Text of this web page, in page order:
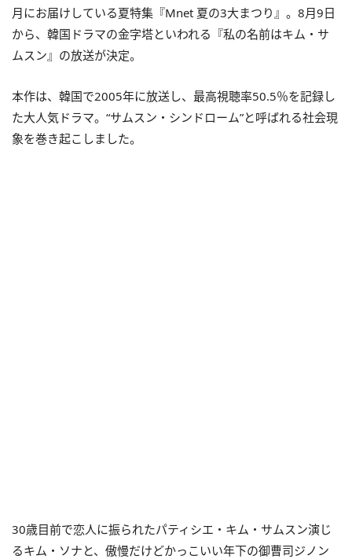
月にお届けしている夏特集『Mnet 夏の3大まつり』。8月9日
から、韓国ドラマの金字塔といわれる『私の名前はキム・サ
ムスン』の放送が決定。
本作は、韓国で2005年に放送し、最高視聴率50.5％を記録し
た大人気ドラマ。“サムスン・シンドローム”と呼ばれる社会現
象を巻き起こしました。
30歳目前で恋人に振られたパティシエ・キム・サムスン演じ
るキム・ソナと、傲慢だけどかっこいい年下の御曹司ジノン